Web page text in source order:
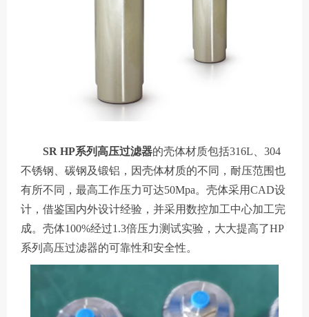
SR HP系列高压过滤器的壳体材质包括316L、304
不锈钢、碳钢及锻铝，因壳体材质的不同，耐压范围也
有所不同，最高工作压力可达50Mpa。壳体采用CAD设
计，借鉴国内外设计经验，并采用数控加工中心加工完
成。壳体100%经过1.3倍压力测试实验，大大提高了HP
系列高压过滤器的可靠性和安全性。